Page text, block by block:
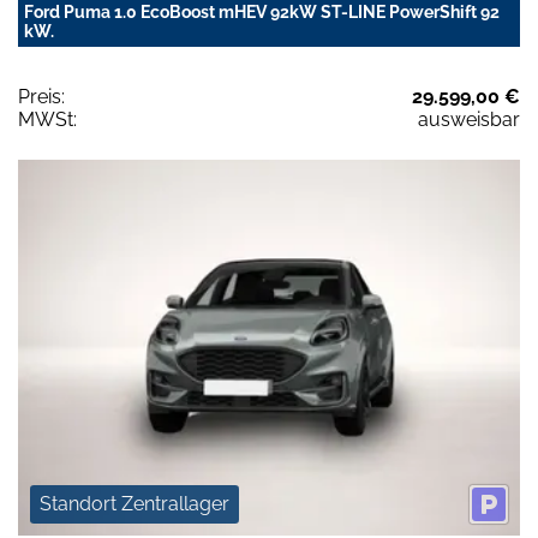
Ford Puma 1.0 EcoBoost mHEV 92kW ST-LINE PowerShift 92
kW.
Preis:
29.599,00 €
MWSt:
ausweisbar
Standort Zentrallager